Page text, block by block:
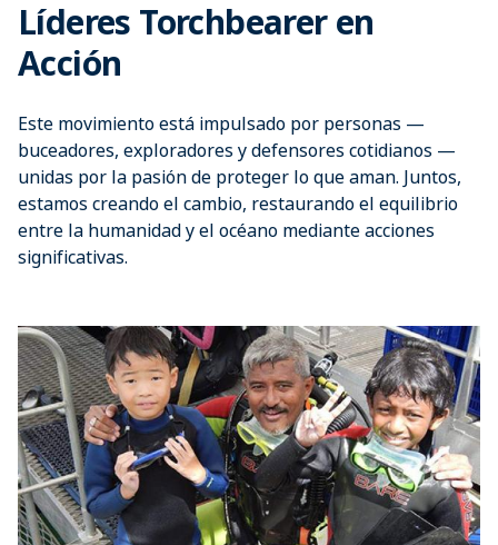
Líderes Torchbearer en
Acción
Este movimiento está impulsado por personas —
buceadores, exploradores y defensores cotidianos —
unidas por la pasión de proteger lo que aman. Juntos,
estamos creando el cambio, restaurando el equilibrio
entre la humanidad y el océano mediante acciones
significativas.